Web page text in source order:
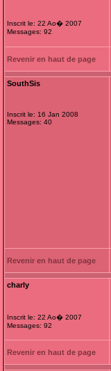
Inscrit le: 22 Ao� 2007
Messages: 92
Revenir en haut de page
SouthSis
Inscrit le: 16 Jan 2008
Messages: 40
Revenir en haut de page
charly
Inscrit le: 22 Ao� 2007
Messages: 92
Revenir en haut de page